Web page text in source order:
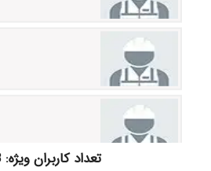
تعداد کاربران ویژه: 2918